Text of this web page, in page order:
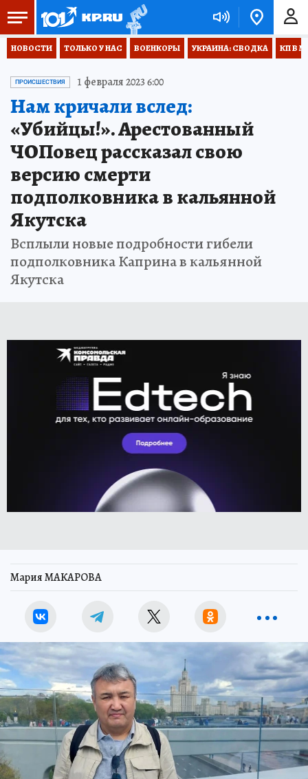
НОВОСТИ ТОЛЬКО У НАС ВОЕНКОРЫ УКРАИНА: СВОДКА КП В
ПРОИСШЕСТВИЯ 1 февраля 2023 6:00
Нам кричали вслед:
«Убийцы!». Арестованный
ЧОПовец рассказал свою
версию смерти
подполковника в кальянной
Якутска
Всплыли новые подробности гибели
подполковника Каприна в кальянной
Якутска
Мария МАКАРОВА